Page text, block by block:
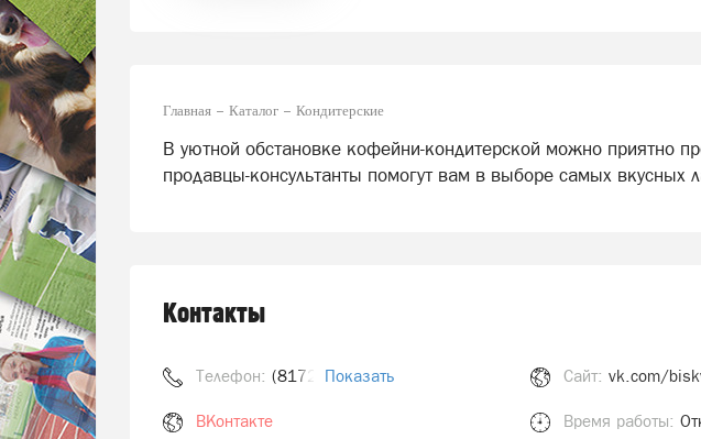
Главная Каталог Кондитерские
В уютной обстановке кофейни-кондитерской можно приятно
продавцы-консультанты помогут вам в выборе самых вкусных
Контакты
Телефон: Показать
(8172) 52-00-00 Сайт: vk.com/
ВКонтакте Время работы: